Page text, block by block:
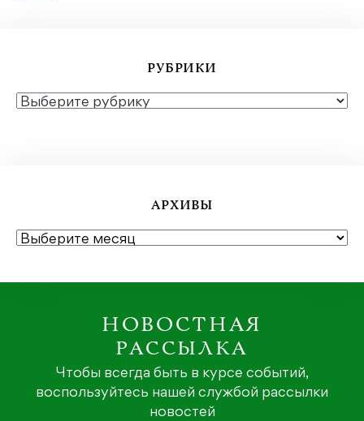
РУБРИКИ
РУБРИКИ
АРХИВЫ
АРХИВЫ
НОВОСТНАЯ
РАССЫЛКА
Чтобы всегда быть в курсе событий,
воспользуйтесь нашей службой рассылки
новостей